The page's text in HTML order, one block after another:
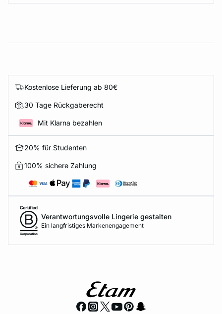
Kostenlose Lieferung ab 80€
30 Tage Rückgaberecht
Mit Klarna bezahlen
20% für Studenten
100% sichere Zahlung
Verantwortungsvolle Lingerie gestalten
Ein langfristiges Markenengagement